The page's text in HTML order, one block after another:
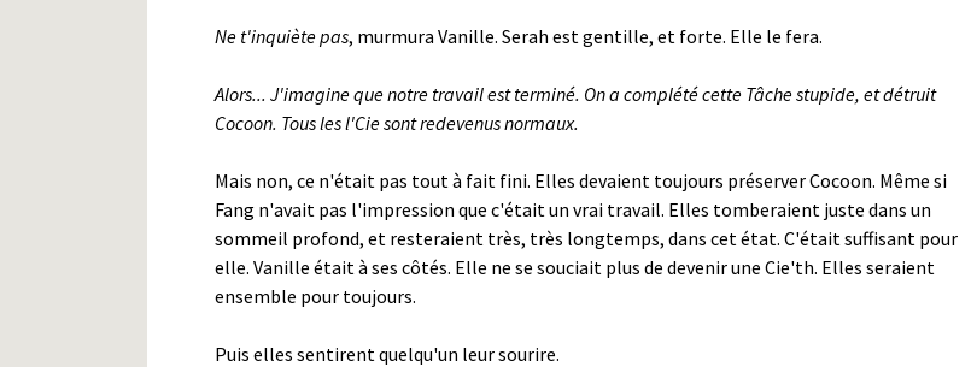
Ne t'inquiète pas, murmura Vanille. Serah est gentille, et forte. Elle le fera.
Alors... J'imagine que notre travail est terminé. On a complété cette Tâche stupide, et détruit
Cocoon. Tous les l'Cie sont redevenus normaux.
Mais non, ce n'était pas tout à fait fini. Elles devaient toujours préserver Cocoon. Même si
Fang n'avait pas l'impression que c'était un vrai travail. Elles tomberaient juste dans un
sommeil profond, et resteraient très, très longtemps, dans cet état. C'était suffisant pour
elle. Vanille était à ses côtés. Elle ne se souciait plus de devenir une Cie'th. Elles seraient
ensemble pour toujours.
Puis elles sentirent quelqu'un leur sourire.